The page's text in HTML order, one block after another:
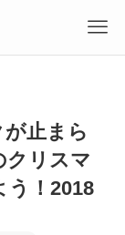
が止まら
クリスマ
う！2018